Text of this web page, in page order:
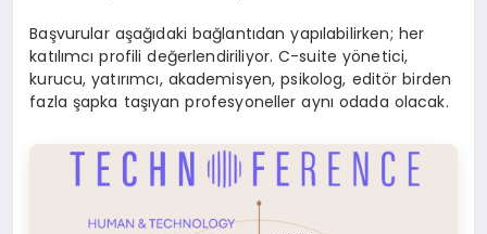
Başvurular aşağıdaki bağlantıdan yapılabilirken; her
katılımcı profili değerlendiriliyor. C-suite yönetici,
kurucu, yatırımcı, akademisyen, psikolog, editör birden
fazla şapka taşıyan profesyoneller aynı odada olacak.